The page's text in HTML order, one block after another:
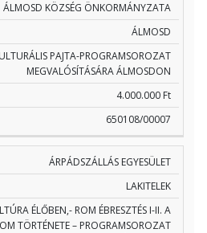
ÁLMOSD KÖZSÉG ÖNKORMÁNYZATA
ÁLMOSD
PAJTA-PROGRAMSOROZAT
MEGVALÓSÍTÁSÁRA ÁLMOSDON
4.000.000 Ft
650108/00007
ÁRPÁDSZÁLLÁS EGYESÜLET
LAKITELEK
ÉLŐBEN,- ROM ÉBRESZTÉS I-II. A
TÖRTÉNETE – PROGRAMSOROZAT